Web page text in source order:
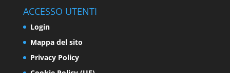
ACCESSO UTENTI
Login
Mappa del sito
Privacy Policy